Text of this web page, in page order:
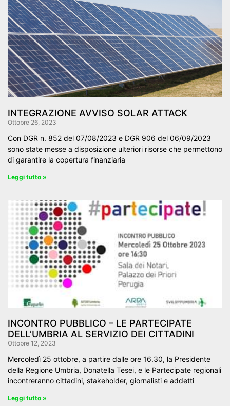
INTEGRAZIONE AVVISO SOLAR ATTACK
Ottobre 26, 2023
Con DGR n. 852 del 07/08/2023 e DGR 906 del 06/09/2023
sono state messe a disposizione ulteriori risorse che permettono
di garantire la copertura finanziaria
Leggi tutto »
INCONTRO PUBBLICO – LE PARTECIPATE
DELL’UMBRIA AL SERVIZIO DEI CITTADINI
Ottobre 12, 2023
Mercoledì 25 ottobre, a partire dalle ore 16.30, la Presidente
della Regione Umbria, Donatella Tesei, e le Partecipate regionali
incontreranno cittadini, stakeholder, giornalisti e addetti
Leggi tutto »